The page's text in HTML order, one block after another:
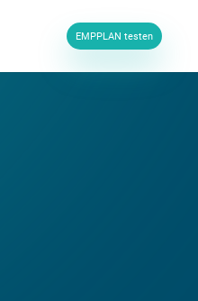
EMPPLAN testen